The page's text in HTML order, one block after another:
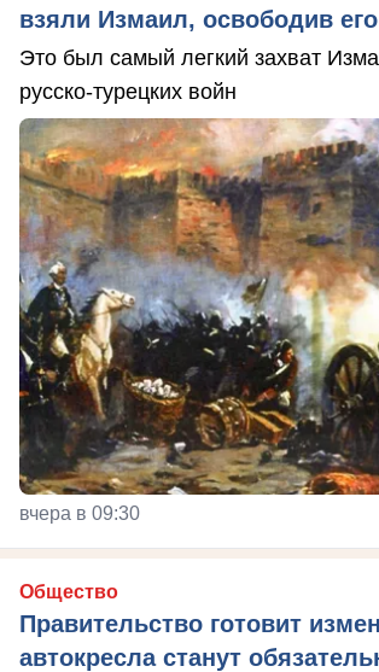
взяли Измаил, освободив
Это был самый легкий захват
русско-турецких войн
вчера в 09:30
Общество
Правительство готовит
автокресла станут